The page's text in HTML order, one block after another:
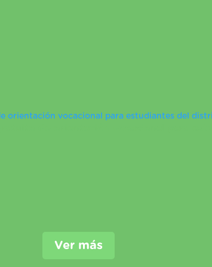
orientación vocacional para estudiantes del
Ver más